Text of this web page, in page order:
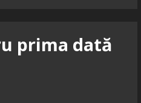
prima dată